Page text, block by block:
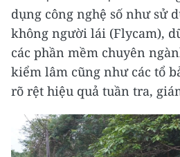
dụng công nghệ số như sử
không người lái (Flycam),
các phần mềm chuyên
kiểm lâm cũng như các tổ
rõ rệt hiệu quả tuần tra,